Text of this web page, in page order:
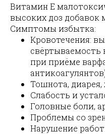
Витамин E
высоких доз
Симптомы избытка:
Кровотечения:
свёртываемость
при приёме
Тошнота,
Слабость и
Головные боли,
Проблемы со
Нарушение